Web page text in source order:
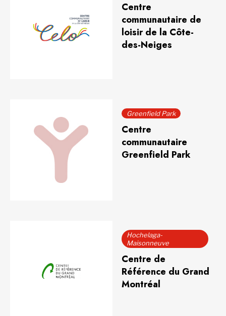
Centre
communautaire de
loisir de la Côte-
des-Neiges
Greenfield Park
Centre
communautaire
Greenfield Park
Hochelaga-
Maisonneuve
Centre de
Référence du Grand
Montréal